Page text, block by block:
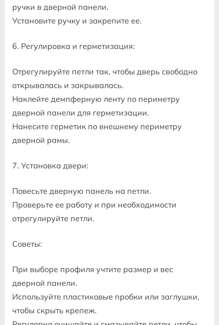
ручки в дверной панели.
Установите ручку и закрепите ее.
6. Регулировка и герметизация:
Отрегулируйте петли так, чтобы дверь свободно
открывалась и закрывалась.
Наклейте демпферную ленту по периметру
дверной панели для герметизации.
Нанесите герметик по внешнему периметру
дверной рамы.
7. Установка двери:
Повесьте дверную панель на петли.
Проверьте ее работу и при необходимости
отрегулируйте петли.
Советы:
При выборе профиля учтите размер и вес
дверной панели.
Используйте пластиковые пробки или заглушки,
чтобы скрыть крепеж.